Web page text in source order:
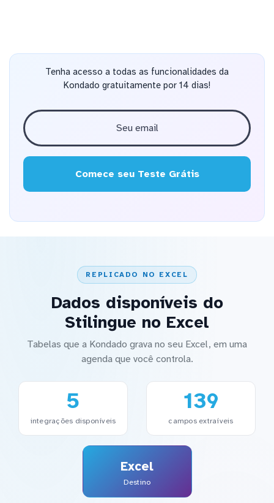
Tenha acesso a todas as funcionalidades da
Kondado gratuitamente por 14 dias!
Comece seu Teste Grátis
REPLICADO NO EXCEL
Dados disponíveis do
Stilingue no Excel
Tabelas que a Kondado grava no seu Excel, em uma
agenda que você controla.
5
integrações disponíveis
139
campos extraíveis
Excel
Destino